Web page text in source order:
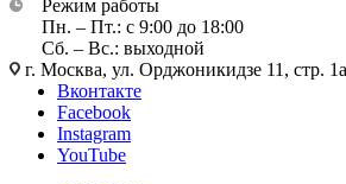
Режим работы
Пн. – Пт.: с 9:00 до 18:00
Сб. – Вс.: выходной
г. Москва, ул. Орджоникидзе 11, стр. 1а
Вконтакте
Facebook
Instagram
YouTube